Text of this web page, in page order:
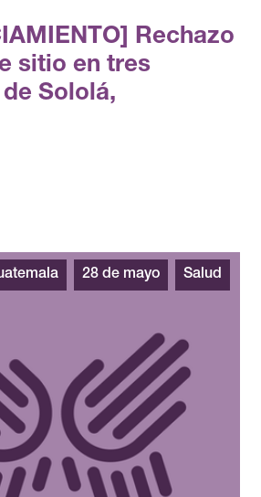
Rechazo
sitio en tres
Sololá,
28 de mayo Salud